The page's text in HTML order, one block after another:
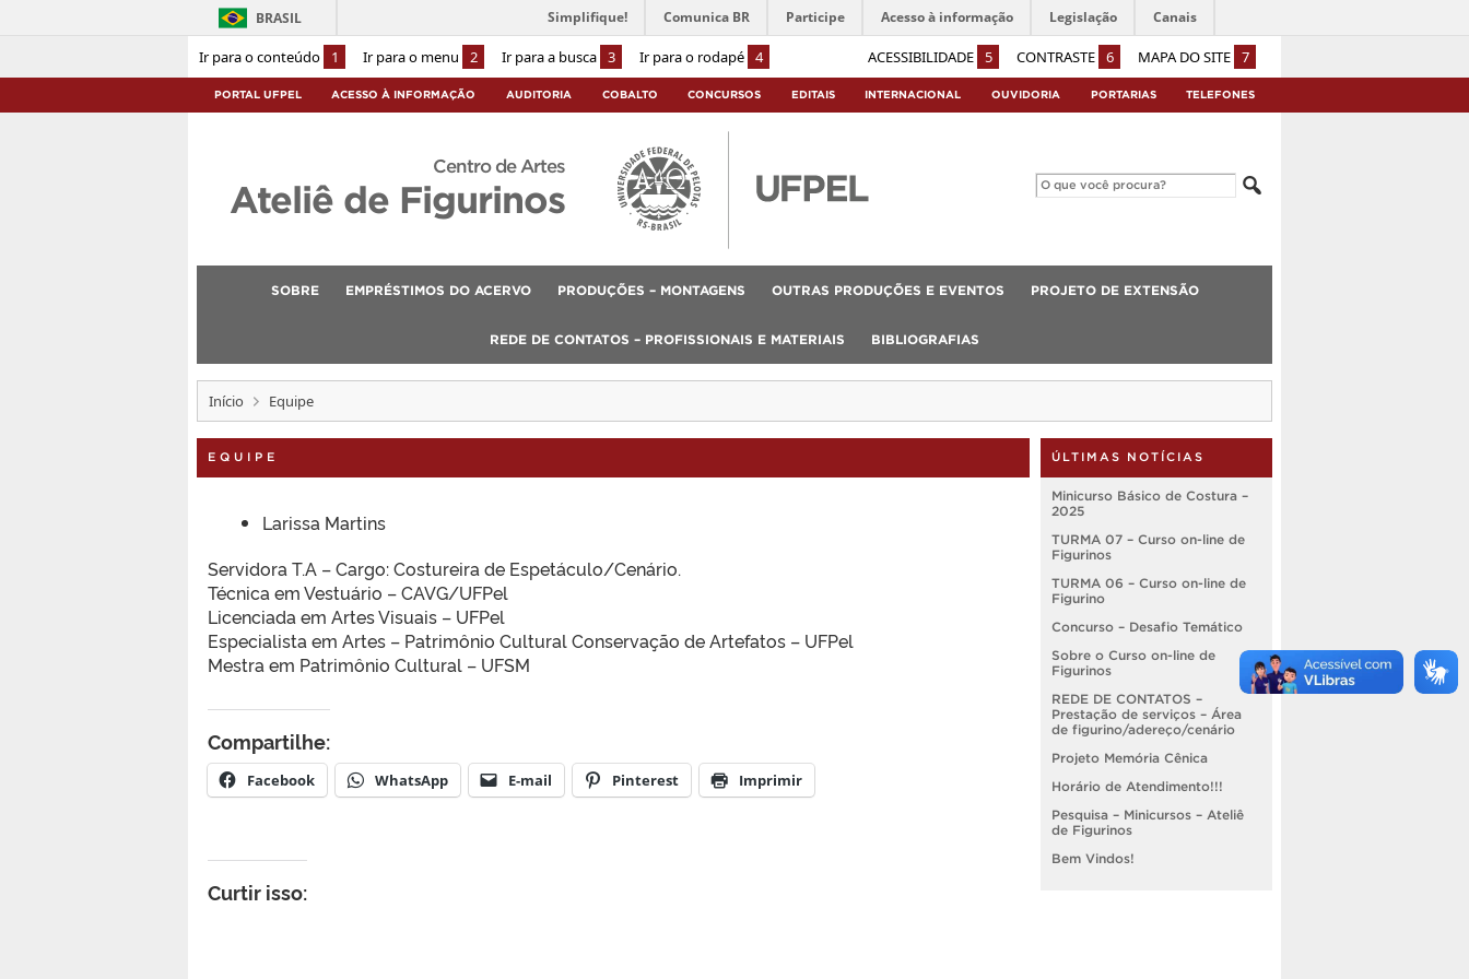
Ir para o conteúdo 1 Ir para o menu 2 Ir para a busca 3 Ir para o rodapé 4 ACESSIBILIDADE 5 CONTRASTE 6 MAPA DO SITE 7
BRASIL Simplifique! Comunica BR Participe Acesso à informação Legislação Canais
PORTAL UFPEL ACESSO À INFORMAÇÃO AUDITORIA COBALTO CONCURSOS EDITAIS INTERNACIONAL OUVIDORIA PORTARIAS TELEFONES
Centro de Artes
Ateliê de Figurinos
SOBRE EMPRÉSTIMOS DO ACERVO PRODUÇÕES – MONTAGENS OUTRAS PRODUÇÕES E EVENTOS PROJETO DE EXTENSÃO
REDE DE CONTATOS – PROFISSIONAIS E MATERIAIS BIBLIOGRAFIAS
Início Equipe
EQUIPE
Larissa Martins
Servidora T.A – Cargo: Costureira de Espetáculo/Cenário.
Técnica em Vestuário – CAVG/UFPel
Licenciada em Artes Visuais – UFPel
Especialista em Artes – Patrimônio Cultural Conservação de Artefatos – UFPel
Mestra em Patrimônio Cultural – UFSM
Compartilhe:
Facebook WhatsApp E-mail Pinterest Imprimir
Curtir isso:
ÚLTIMAS NOTÍCIAS
Minicurso Básico de Costura –
2025
TURMA 07 – Curso on-line de
Figurinos
TURMA 06 – Curso on-line de
Figurino
Concurso – Desafio Temático
Sobre o Curso on-line de
Figurinos
REDE DE CONTATOS –
Prestação de serviços – Área
de figurino/adereço/cenário
Projeto Memória Cênica
Horário de Atendimento!!!
Pesquisa – Minicursos – Ateliê
de Figurinos
Bem Vindos!